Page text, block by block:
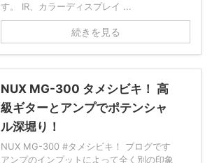
す。 IR、カラーディスプレイ ...
続きを見る
NUX MG-300 タメシビキ！ 高
級ギターとアンプでポテンシャ
ル深堀り！
NUX MG-300 #タメシビキ！ ブログです
アンプのインプットによって全く別の印象